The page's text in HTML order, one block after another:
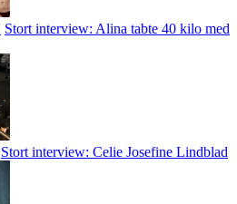
Stort interview: Alina tabte 40 kilo med
Stort interview: Celie Josefine Lindblad